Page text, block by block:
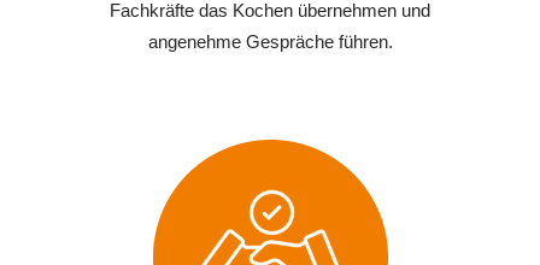
Fachkräfte das Kochen übernehmen und
angenehme Gespräche führen.